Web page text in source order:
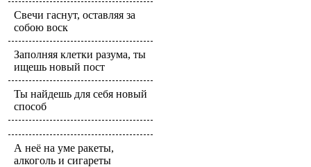
Свечи гаснут, оставляя за
собою воск
Заполняя клетки разума, ты
ищешь новый пост
Ты найдешь для себя новый
способ
А неё на уме ракеты,
алкоголь и сигареты